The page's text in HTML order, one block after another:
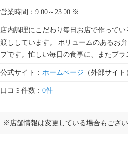
営業時間：9:00～23:00 ※
店内調理にこだわり毎日お店で作って
渡ししています。 ボリュームのあるお
プです。忙しい毎日の食事に、またプ
公式サイト： ホームぺージ （外部サイト
口コミ件数： 0件
※店舗情報は変更している場合もござ